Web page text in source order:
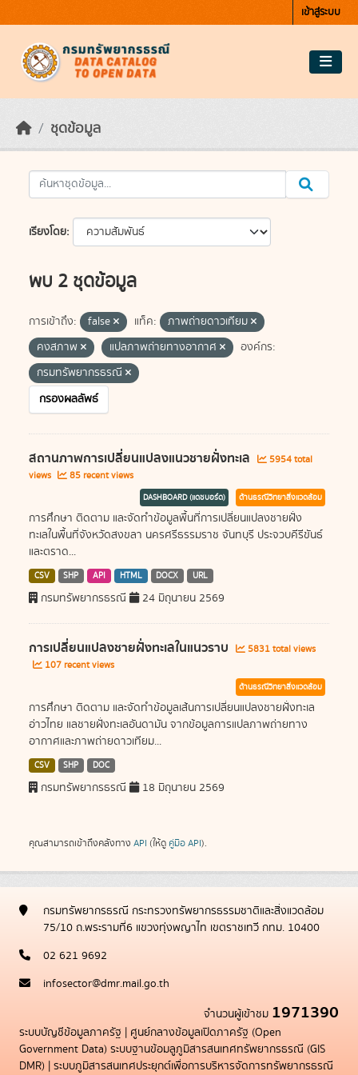
เข้าสู่ระบบ
ชุดข้อมูล
เรียงโดย
พบ 2 ชุดข้อมูล
การเข้าถึง: false แท็ค:
ภาพถ่ายดาวเทียม
คงสภาพ
แปลภาพถ่ายทางอากาศ
องค์กร:
กรมทรัพยากรธรณี
กรองผลลัพธ์
สถานภาพการเปลี่ยนแปลงแนวชายฝั่งทะเล
5954 total
views
85 recent views
DASHBOARD (แดชบอร์ด) ด้านธรณีวิทยาสิ่งแวดล้อม
การศึกษา ติดตาม และจัดทำข้อมูลพื้นที่การเปลี่ยนแปลงชายฝั่ง
ทะเลในพื้นที่จังหวัดสงขลา นครศรีธรรมราช จันทบุรี ประจวบคีรีขันธ์
และตราด...
CSV SHP API HTML DOCX URL
กรมทรัพยากรธรณี 24 มิถุนายน 2569
การเปลี่ยนแปลงชายฝั่งทะเลในแนวราบ
5831 total views
107 recent views
ด้านธรณีวิทยาสิ่งแวดล้อม
การศึกษา ติดตาม และจัดทำข้อมูลเส้นการเปลี่ยนแปลงชายฝั่งทะเล
อ่าวไทย แลชายฝั่งทะเลอันดามัน จากข้อมูลการแปลภาพถ่ายทาง
อากาศและภาพถ่ายดาวเทียม...
CSV SHP DOC
กรมทรัพยากรธรณี 18 มิถุนายน 2569
คุณสามารถเข้าถึงคลังทาง API (ให้ดู คู่มือ API).
กรมทรัพยากรธรณี กระทรวงทรัพยากรธรรมชาติและสิ่งแวดล้อม
75/10 ถ.พระรามที่6 แขวงทุ่งพญาไท เขตราชเทวี กทม. 10400
02 621 9692
infosector@dmr.mail.go.th
จำนวนผู้เข้าชม 1971390
ระบบบัญชีข้อมูลภาครัฐ | ศูนย์กลางข้อมูลเปิดภาครัฐ (Open
Government Data) ระบบฐานข้อมลูภูมิสารสนเทศทรัพยากรธรณี (GIS
DMR) | ระบบภูมิสารสนเทศประยุกต์เพื่อการบริหารจัดการทรัพยากรธรณี